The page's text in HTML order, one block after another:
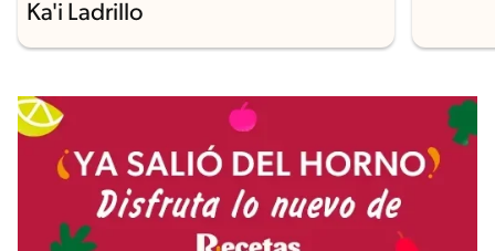
Ka'i Ladrillo